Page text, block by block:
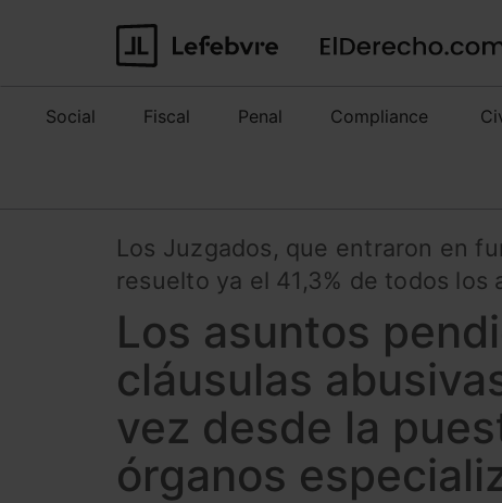
Social Fiscal Penal Compliance
Los Juzgados, que entraron en
resuelto ya el 41,3% de todos
Los asuntos
cláusulas
vez desde la
órganos